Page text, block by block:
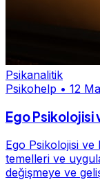
Psikanalitik
Psikohelp • 12
Ego Psikolojisi
Ego Psikolojisi ve
temelleri ve
değişmeye ve